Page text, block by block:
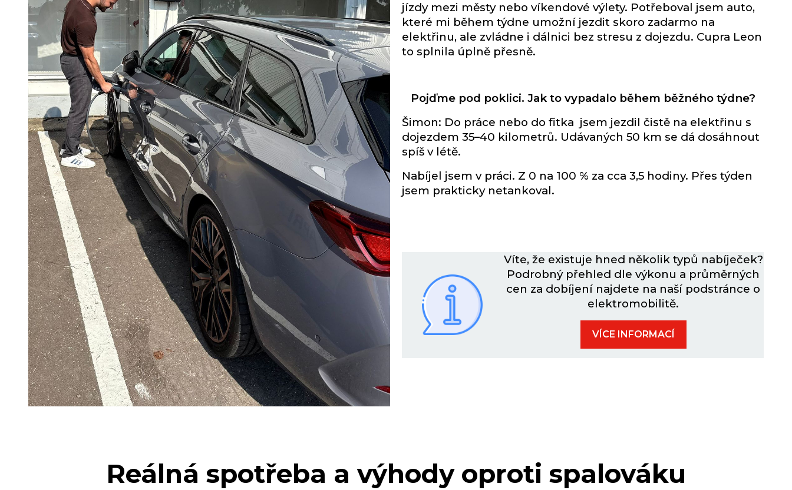
jízdy mezi městy nebo víkendové výlety. Potřeboval jsem auto,
které mi během týdne umožní jezdit skoro zadarmo na
elektřinu, ale zvládne i dálnici bez stresu z dojezdu. Cupra Leon
to splnila úplně přesně.
Pojďme pod poklici. Jak to vypadalo během běžného týdne?
Šimon: Do práce nebo do fitka jsem jezdil čistě na elektřinu s
dojezdem 35–40 kilometrů. Udávaných 50 km se dá dosáhnout
spíš v létě.
Nabíjel jsem v práci. Z 0 na 100 % za cca 3,5 hodiny. Přes týden
jsem prakticky netankoval.
Víte, že existuje hned několik typů nabíječek?
Podrobný přehled dle výkonu a průměrných
cen za dobíjení najdete na naší podstránce o
elektromobilitě.
VÍCE INFORMACÍ
Reálná spotřeba a výhody oproti spalováku